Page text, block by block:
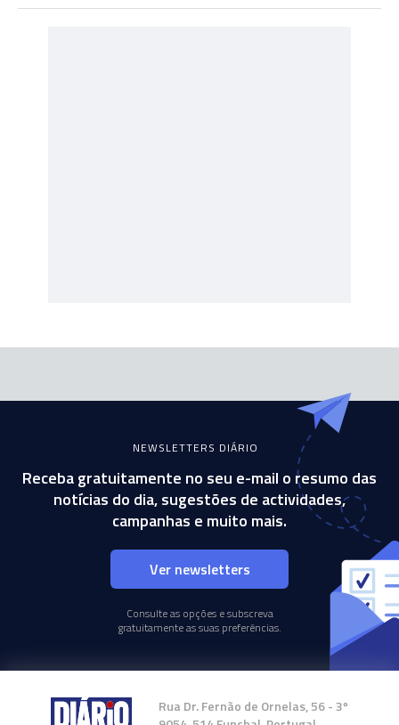
NEWSLETTERS DIÁRIO
Receba gratuitamente no seu e-mail o resumo das
notícias do dia, sugestões de actividades,
campanhas e muito mais.
Ver newsletters
Consulte as opções e subscreva
gratuitamente as suas preferências.
Rua Dr. Fernão de Ornelas, 56 - 3º